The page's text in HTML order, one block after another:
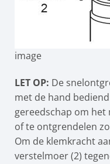
image
LET OP: De
met de hand
gereedschap om
of te ontgrendelen
Om de klemkracht
verstelmoer (2)